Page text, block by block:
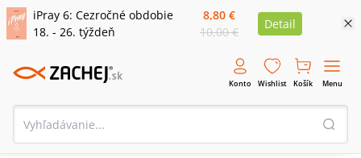
iPray 6: Cezročné obdobie
18. - 26. týždeň
8,80 €
10,00 €
Detail
Konto Wishlist Košík Menu